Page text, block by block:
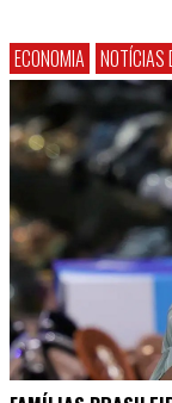
ECONOMIA NOTÍCIAS